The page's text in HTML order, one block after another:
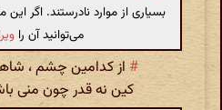
بسیاری از موارد نادرستند. اگر
می‌توانید آن را
# از کدامین چشم ، شاها
کین نه قدر چون منی